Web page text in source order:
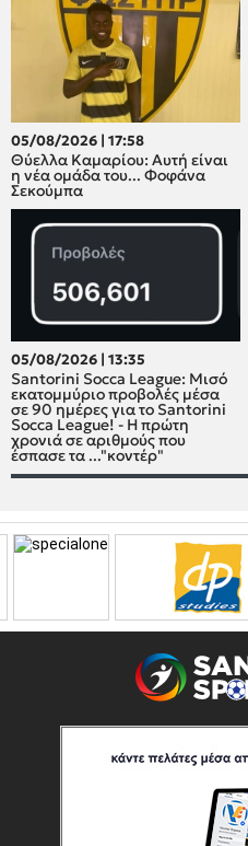
05/08/2026 | 17:58
Θύελλα Καμαρίου: Αυτή είναι
η νέα ομάδα του... Φοφάνα
Σεκούμπα
05/08/2026 | 13:35
Santorini Socca League: Μισό
εκατομμύριο προβολές μέσα
σε 90 ημέρες για το Santorini
Socca League! - Η πρώτη
χρονιά σε αριθμούς που
έσπασε τα ..."κοντέρ"